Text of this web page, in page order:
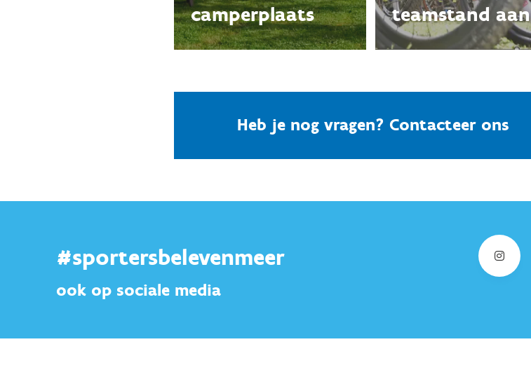
camperplaats
teamstand aan
Heb je nog vragen? Contacteer ons
#sportersbelevenmeer
ook op sociale media